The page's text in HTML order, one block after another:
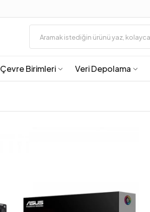
Çevre Birimleri Veri Depolama